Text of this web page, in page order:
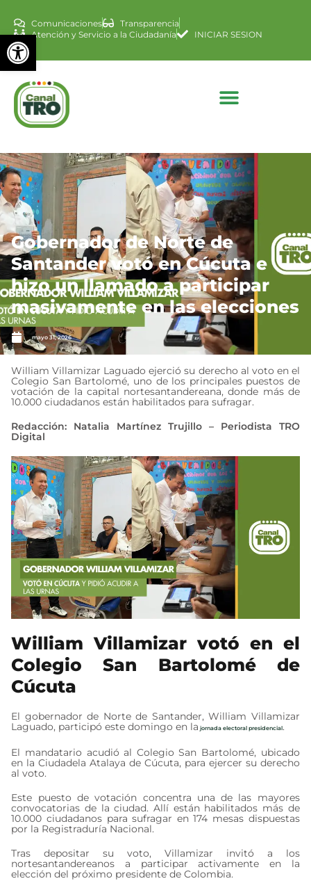
Abrir barra de
Comunicaciones
Transparencia
Atención y Servicio a la Ciudadanía
INICIAR SESION
Gobernador de Norte de
Santander votó en Cúcuta e
hizo un llamado a participar
masivamente en las elecciones
mayo 31, 2026
William Villamizar Laguado ejerció su derecho al voto en el
Colegio San Bartolomé, uno de los principales puestos de
votación de la capital nortesantandereana, donde más de
10.000 ciudadanos están habilitados para sufragar.
Redacción: Natalia Martínez Trujillo – Periodista TRO
Digital
William Villamizar votó en el
Colegio San Bartolomé de
Cúcuta
El gobernador de Norte de Santander, William Villamizar
Laguado, participó este domingo en la jornada electoral presidencial.
El mandatario acudió al Colegio San Bartolomé, ubicado
en la Ciudadela Atalaya de Cúcuta, para ejercer su derecho
al voto.
Este puesto de votación concentra una de las mayores
convocatorias de la ciudad. Allí están habilitados más de
10.000 ciudadanos para sufragar en 174 mesas dispuestas
por la Registraduría Nacional.
Tras depositar su voto, Villamizar invitó a los
nortesantandereanos a participar activamente en la
elección del próximo presidente de Colombia.